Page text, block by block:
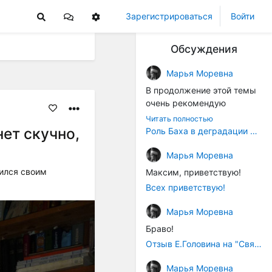
Зарегистрироваться Войти
скучно,
своим
Обсуждения
Марья Моревна
В продолжение этой темы
очень рекомендую
книжечку "Музыка в
истории культуры" (автор -
Аллегро-Пресс, 1994 год).
Вот некоторые выдержки:
"...Звуковысотная шкала в
музыке древних греков
строилась в соответствии с
найденными опытным
путём частотными
интервалов (т.е.
Читать полностью
Роль Баха в деградации музыки
Марья Моревна
Максим, приветствую!
Всех приветствую!
Марья Моревна
Браво!
Отзыв Е.Головина на "Священную Артанию" (2005)
Марья Моревна